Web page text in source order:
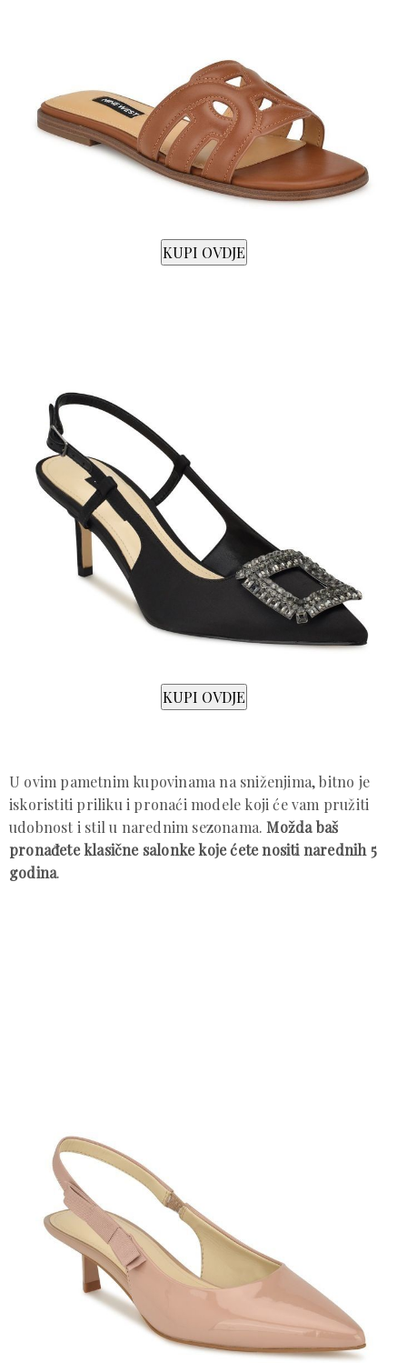
U ovim pametnim kupovinama na sniženjima, bitno je
iskoristiti priliku i pronaći modele koji će vam pružiti
udobnost i stil u narednim sezonama.Možda baš
pronađete klasične salonke koje ćete nositi narednih 5
godina.